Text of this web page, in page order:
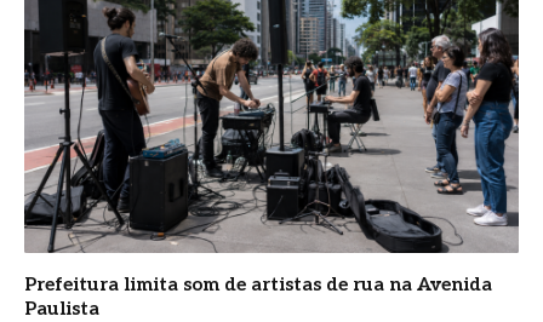
Prefeitura limita som de artistas de rua na Avenida
Paulista